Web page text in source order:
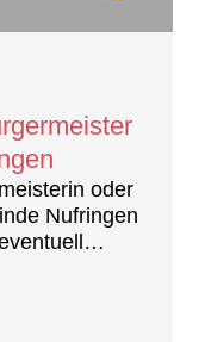
oder
Nufringen